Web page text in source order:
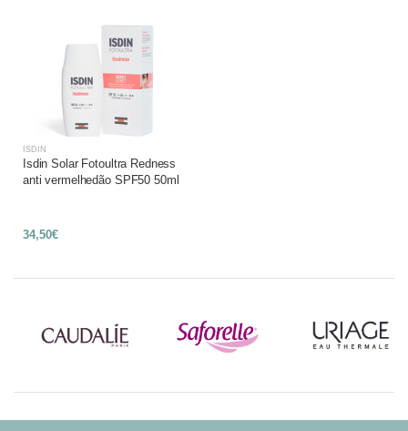
ISDIN
Isdin Solar Fotoultra Redness
anti vermelhedão SPF50 50ml
34,50€